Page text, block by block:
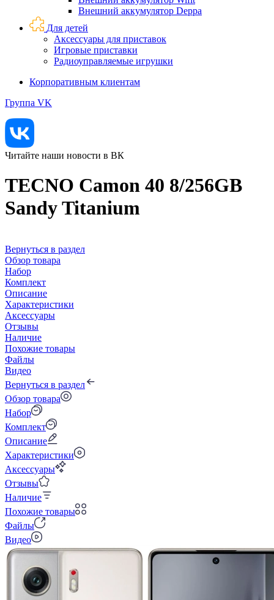
Внешний аккумулятор Deppa
Для детей
Аксессуары для приставок
Игровые приставки
Радиоуправляемые игрушки
Корпоративным клиентам
Группа VK
Читайте наши новости в ВК
TECNO Camon 40 8/256GB
Sandy Titanium
Вернуться в раздел
Обзор товара
Набор
Комплект
Описание
Характеристики
Аксессуары
Отзывы
Наличие
Похожие товары
Файлы
Видео
Вернуться в раздел
Обзор товара
Набор
Комплект
Описание
Характеристики
Аксессуары
Отзывы
Наличие
Похожие товары
Файлы
Видео